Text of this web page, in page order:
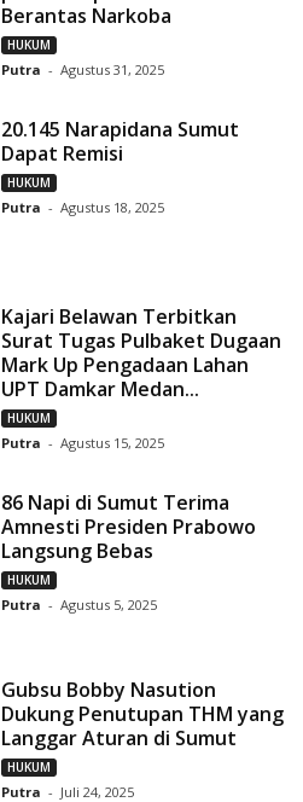
Berantas Narkoba
HUKUM
Putra - Agustus 31, 2025
20.145 Narapidana Sumut
Dapat Remisi
HUKUM
Putra - Agustus 18, 2025
Kajari Belawan Terbitkan
Surat Tugas Pulbaket Dugaan
Mark Up Pengadaan Lahan
UPT Damkar Medan...
HUKUM
Putra - Agustus 15, 2025
86 Napi di Sumut Terima
Amnesti Presiden Prabowo
Langsung Bebas
HUKUM
Putra - Agustus 5, 2025
Gubsu Bobby Nasution
Dukung Penutupan THM yang
Langgar Aturan di Sumut
HUKUM
Putra - Juli 24, 2025